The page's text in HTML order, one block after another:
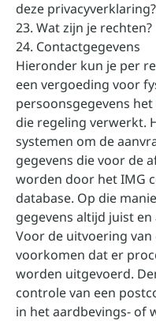
deze privacyverklaring?
23. Wat zijn je rechten?
24. Contactgegevens
Hieronder kun je per
een vergoeding voor
persoonsgegevens
die regeling verwerkt.
systemen om de
gegevens die voor de
worden door het IMG
database. Op die
gegevens altijd juist en
Voor de uitvoering
voorkomen dat er
worden uitgevoerd.
controle van een
in het aardbevings- of